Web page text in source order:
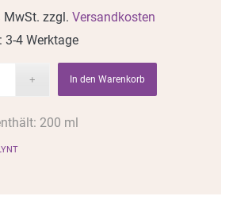
MwSt. zzgl. Versandkosten
3-4 Werktage
In den Warenkorb
200 ml